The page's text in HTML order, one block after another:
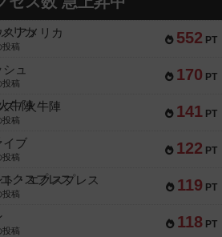
552 PT
アメリカ
投稿
170 PT
ュ
投稿
141 PT
/ 火牛陣
投稿
122 PT
イブ
投稿
119 PT
・エクスプレス
投稿
118 PT
投稿